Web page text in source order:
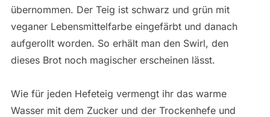
übernommen. Der Teig ist schwarz und grün mit
veganer Lebensmittelfarbe eingefärbt und danach
aufgerollt worden. So erhält man den Swirl, den
dieses Brot noch magischer erscheinen lässt.
Wie für jeden Hefeteig vermengt ihr das warme
Wasser mit dem Zucker und der Trockenhefe und